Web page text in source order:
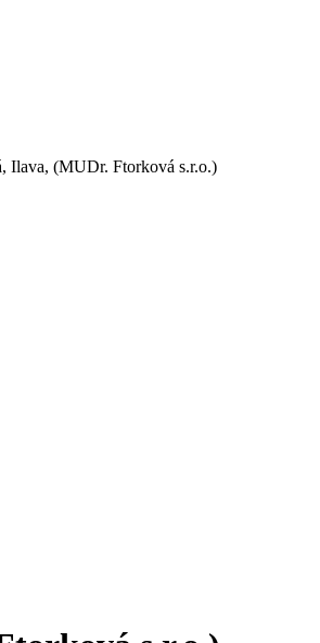
Ilava, (MUDr. Ftorková s.r.o.)